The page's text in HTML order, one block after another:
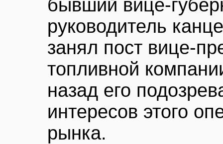
бывший вице-
руководитель
занял пост вице-
топливной
назад его
интересов этого
рынка.